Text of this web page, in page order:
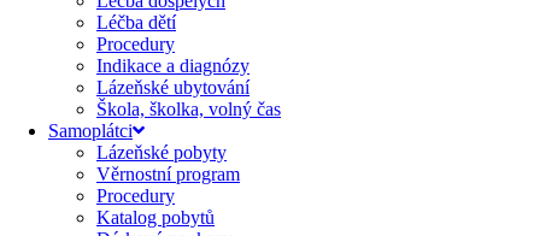
Léčba dětí
Procedury
Indikace a diagnózy
Lázeňské ubytování
Škola, školka, volný čas
Samoplátci
Lázeňské pobyty
Věrnostní program
Procedury
Katalog pobytů